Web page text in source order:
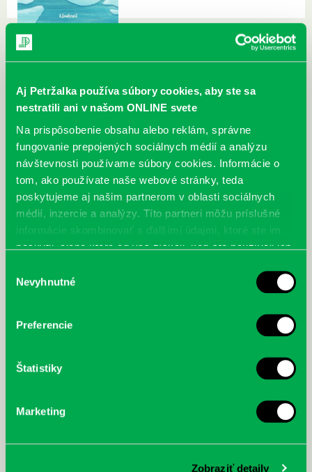
Aj Petržalka používa súbory cookies, aby ste sa
nestratili ani v našom ONLINE svete
Na prispôsobenie obsahu alebo reklám, správne
fungovanie prepojených sociálnych médií a analýzu
návštevnosti používame súbory cookies. Informácie o
tom, ako používate naše webové stránky, teda
poskytujeme aj našim partnerom v oblasti sociálnych
médií, inzercie a analýzy. Títo partneri môžu príslušné
informácie skombinovať s ďalšími údajmi, ktoré ste im
poskytli, alebo ktoré od vás získali, keď ste používali ich
súhlasu
Nevyhnutné
Preferencie
Štatistiky
Marketing
Zobraziť detaily
McGrath, Andy: Tadej Pogačar:
cyklistu modernej doby:
nezastaviteľný